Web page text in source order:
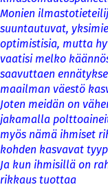
Monien
suuntautuvat,
optimistisia, mutta
vaatisi melko
saavuttaen
maailman väestö
Joten meidän on
jakamalla
myös nämä ihmiset
kohden kasvavat
Ja kun ihmisillä on
rikkaus tuottaa